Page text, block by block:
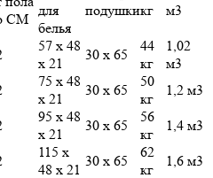
СМ
для
белья
подушкикг
м3
57 х 48
х 21
30 х 65
44
кг
1,02
м3
75 х 48
х 21
30 х 65
50
кг
1,2 м3
95 х 48
х 21
30 х 65
56
кг
1,4 м3
115 х
48 х 21
30 х 65
62
кг
1,6 м3